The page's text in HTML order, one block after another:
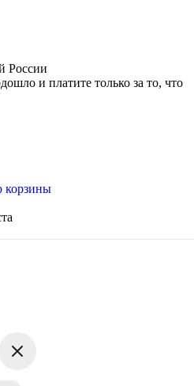
России
и платите только за то, что
корзины